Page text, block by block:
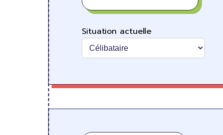
Situation actuelle